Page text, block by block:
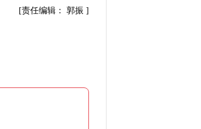
[责任编辑： 郭振 ]